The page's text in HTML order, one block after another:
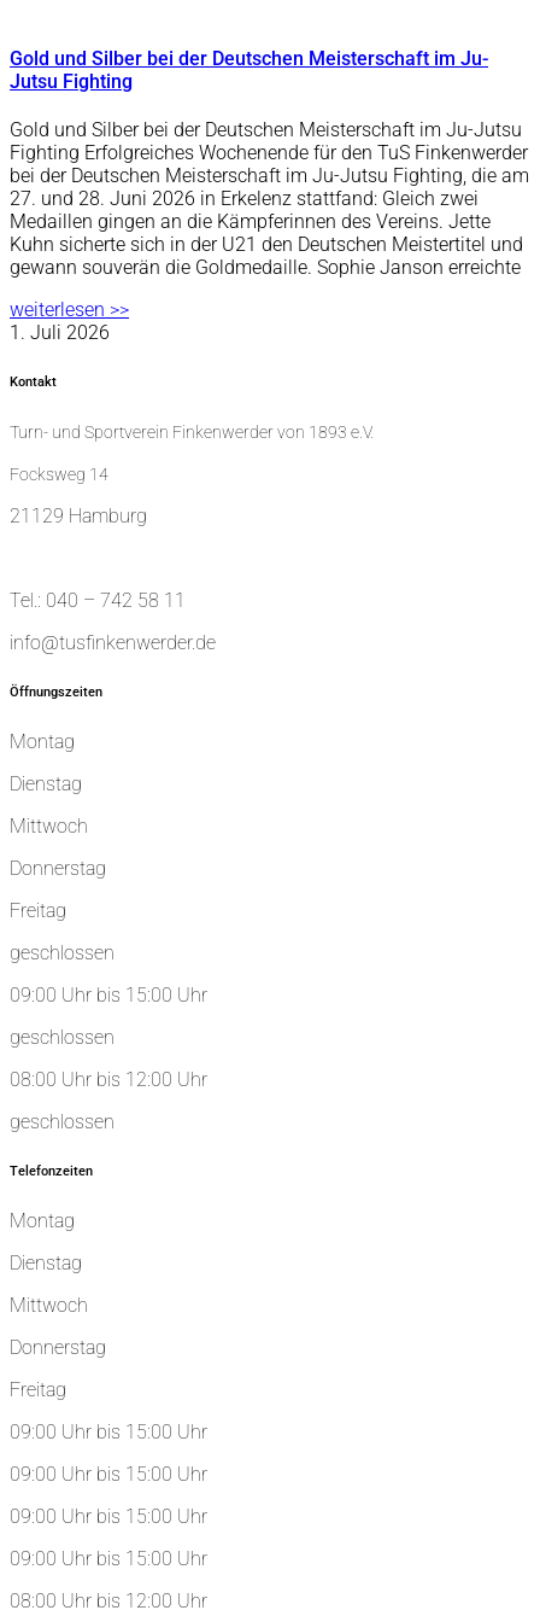
Gold und Silber bei der Deutschen Meisterschaft im Ju-
Jutsu Fighting
Gold und Silber bei der Deutschen Meisterschaft im Ju-Jutsu
Fighting Erfolgreiches Wochenende für den TuS Finkenwerder
bei der Deutschen Meisterschaft im Ju-Jutsu Fighting, die am
27. und 28. Juni 2026 in Erkelenz stattfand: Gleich zwei
Medaillen gingen an die Kämpferinnen des Vereins. Jette
Kuhn sicherte sich in der U21 den Deutschen Meistertitel und
gewann souverän die Goldmedaille. Sophie Janson erreichte
weiterlesen >>
1. Juli 2026
Kontakt
Turn- und Sportverein Finkenwerder von 1893 e.V.
Focksweg 14
21129 Hamburg
Tel.: 040 – 742 58 11
info@tusfinkenwerder.de
Öffnungszeiten
Montag
Dienstag
Mittwoch
Donnerstag
Freitag
geschlossen
09:00 Uhr bis 15:00 Uhr
geschlossen
08:00 Uhr bis 12:00 Uhr
geschlossen
Telefonzeiten
Montag
Dienstag
Mittwoch
Donnerstag
Freitag
09:00 Uhr bis 15:00 Uhr
09:00 Uhr bis 15:00 Uhr
09:00 Uhr bis 15:00 Uhr
09:00 Uhr bis 15:00 Uhr
08:00 Uhr bis 12:00 Uhr